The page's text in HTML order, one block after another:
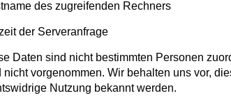
des zugreifenden Rechners
der Serveranfrage
Daten sind nicht bestimmten Personen
nicht vorgenommen. Wir behalten uns vor,
Nutzung bekannt werden.